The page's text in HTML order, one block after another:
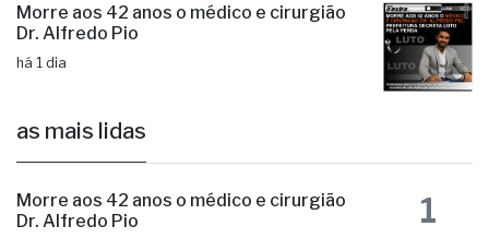
Morre aos 42 anos o médico e cirurgião
Dr. Alfredo Pio
há 1 dia
as mais lidas
Morre aos 42 anos o médico e cirurgião
Dr. Alfredo Pio
1